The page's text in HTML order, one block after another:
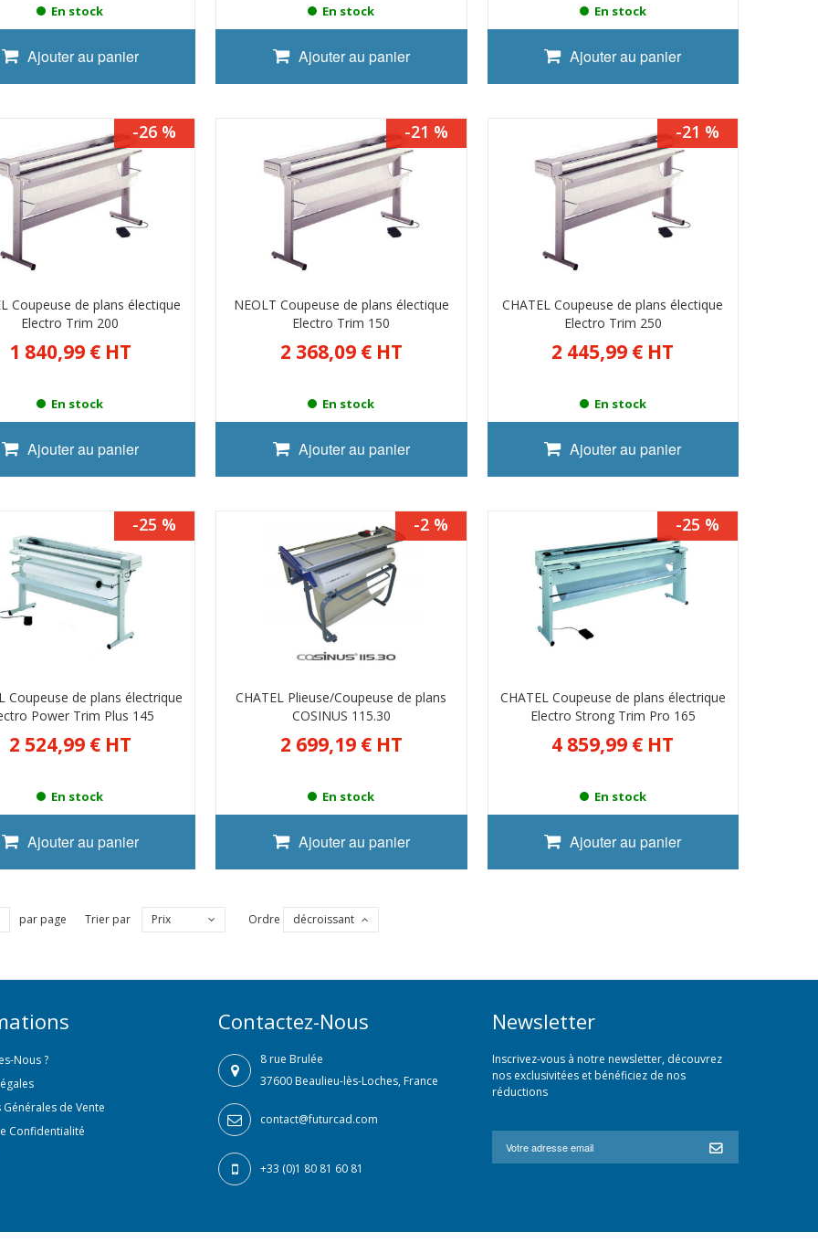
En stock
Ajouter au panier
En stock
Ajouter au panier
En stock
Ajouter au panier
-26 %
Coupeuse de plans électique
Electro Trim 200
HT
1 840,99 €
En stock
Ajouter au panier
-21 %
NEOLT Coupeuse de plans électique
Electro Trim 150
HT
2 368,09 €
En stock
Ajouter au panier
-21 %
CHATEL Coupeuse de plans électique
Electro Trim 250
HT
2 445,99 €
En stock
Ajouter au panier
-25 %
Coupeuse de plans électrique
Power Trim Plus 145
HT
2 524,99 €
En stock
Ajouter au panier
-2 %
CHATEL Plieuse/Coupeuse de plans
COSINUS 115.30
HT
2 699,19 €
En stock
Ajouter au panier
-25 %
CHATEL Coupeuse de plans électrique
Electro Strong Trim Pro 165
HT
4 859,99 €
En stock
Ajouter au panier
par page Trier par Prix Ordre décroissant
Nous ?
de Vente
Confidentialité
Contactez-Nous
8 rue Brulée
37600 Beaulieu-lès-Loches, France
contact@futurcad.com
+33 (0)1 80 81 60 81
Newsletter
Inscrivez-vous à notre newsletter, découvrez
nos exclusivitées et bénéficiez de nos
réductions